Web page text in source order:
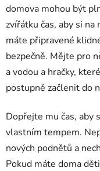
domova mohou být
zvířátku čas, aby si
máte připravené
bezpečně. Mějte pro
a vodou a hračky,
postupně začlenit do
Dopřejte mu čas, aby
vlastním tempem.
nových podnětů a
Pokud máte doma